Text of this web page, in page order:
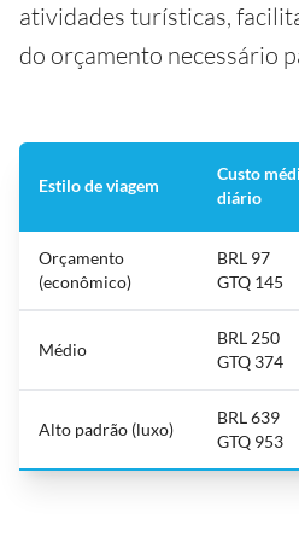
atividades turísticas,
do orçamento necessário
Estilo de viagem
Custo
diário
Orçamento
(econômico)
BRL 97
GTQ 145
Médio
BRL 250
GTQ 374
Alto padrão (luxo)
BRL 639
GTQ 953